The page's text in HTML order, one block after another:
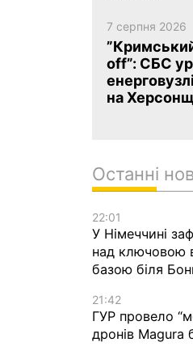
7 серпня 2026
off”: СБС
на
Останні
22:01
У Німеччині
над ключовою
базою біля
21:42
ГУР провело
дронів Magura